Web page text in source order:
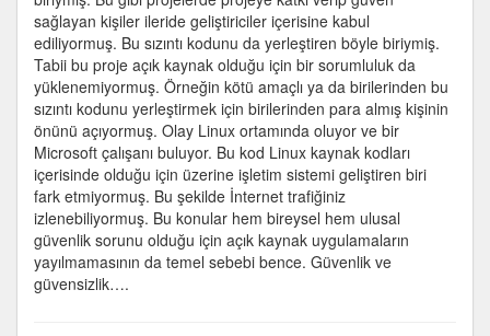
sağlayan kişiler ileride geliştiriciler içerisine kabul
ediliyormuş. Bu sızıntı kodunu da yerleştiren böyle biriymiş.
Tabii bu proje açık kaynak olduğu için bir sorumluluk da
yüklenemiyormuş. Örneğin kötü amaçlı ya da birilerinden bu
sızıntı kodunu yerleştirmek için birilerinden para almış kişinin
önünü açıyormuş. Olay Linux ortamında oluyor ve bir
Microsoft çalışanı buluyor. Bu kod Linux kaynak kodları
içerisinde olduğu için üzerine işletim sistemi geliştiren biri
fark etmiyormuş. Bu şekilde İnternet trafiğiniz
izlenebiliyormuş. Bu konular hem bireysel hem ulusal
güvenlik sorunu olduğu için açık kaynak uygulamaların
yayılmamasının da temel sebebi bence. Güvenlik ve
güvensizlik….